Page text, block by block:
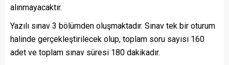
alınmayacaktır.
Yazılı sınav 3 bölümden oluşmaktadır. Sınav tek bir oturum
halinde gerçekleştirilecek olup, toplam soru sayısı 160
adet ve toplam sınav süresi 180 dakikadır.